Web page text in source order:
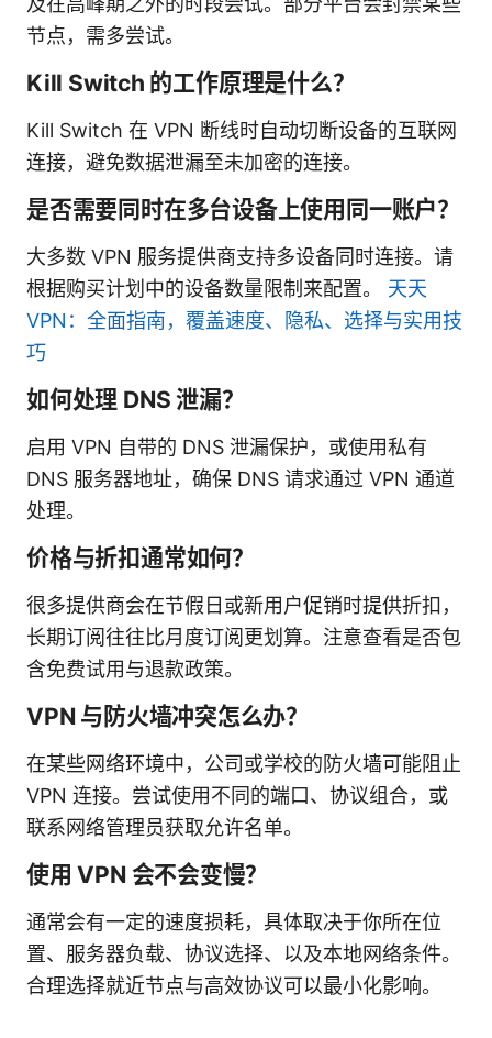
节点，需多尝试。
Kill Switch 的工作原理是什么？
Kill Switch 在 VPN 断线时自动切断设备的互联网
连接，避免数据泄漏至未加密的连接。
是否需要同时在多台设备上使用同一账户？
大多数 VPN 服务提供商支持多设备同时连接。请
根据购买计划中的设备数量限制来配置。 天天
VPN：全面指南，覆盖速度、隐私、选择与实用技
巧
如何处理 DNS 泄漏？
启用 VPN 自带的 DNS 泄漏保护，或使用私有
DNS 服务器地址，确保 DNS 请求通过 VPN 通道
处理。
价格与折扣通常如何？
很多提供商会在节假日或新用户促销时提供折扣，
长期订阅往往比月度订阅更划算。注意查看是否包
含免费试用与退款政策。
VPN 与防火墙冲突怎么办？
在某些网络环境中，公司或学校的防火墙可能阻止
VPN 连接。尝试使用不同的端口、协议组合，或
联系网络管理员获取允许名单。
使用 VPN 会不会变慢？
通常会有一定的速度损耗，具体取决于你所在位
置、服务器负载、协议选择、以及本地网络条件。
合理选择就近节点与高效协议可以最小化影响。